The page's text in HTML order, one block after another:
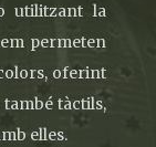
utilitzant la
permeten
oferint
tàctils,
elles.